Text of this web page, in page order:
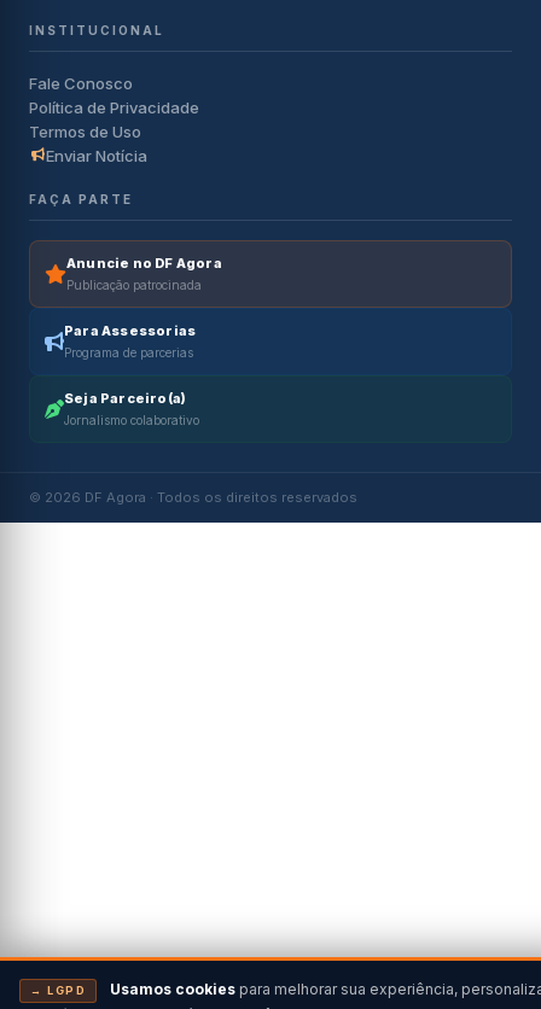
INSTITUCIONAL
Fale Conosco
Política de Privacidade
Termos de Uso
Enviar Notícia
FAÇA PARTE
Anuncie no DF Agora
Publicação patrocinada
Para Assessorias
Programa de parcerias
Seja Parceiro(a)
Jornalismo colaborativo
© 2026 DF Agora · Todos os direitos reservados
→ LGPD Usamos cookies para melhorar sua experiência,